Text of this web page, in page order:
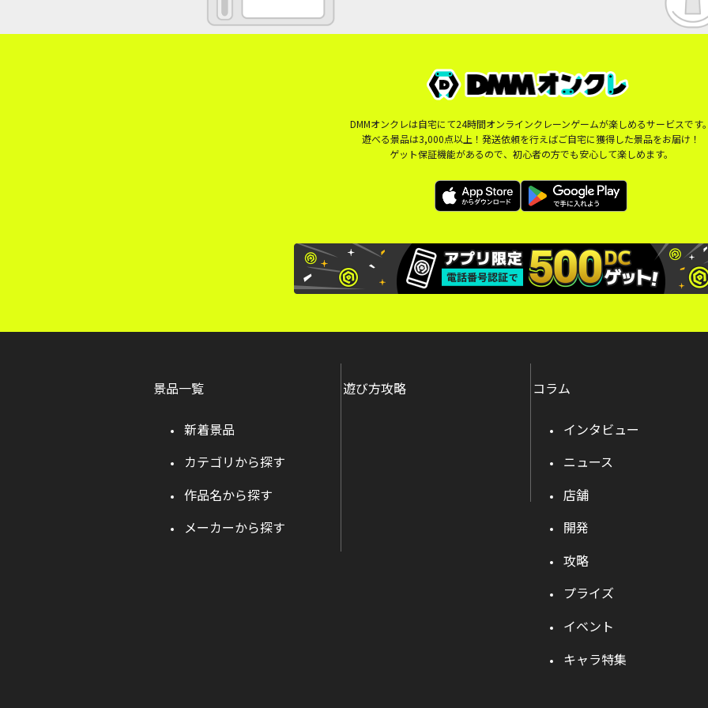
DMMオンクレは自宅にて24時間オンラインクレーンゲームが楽しめるサービスです
遊べる景品は3,000点以上！発送依頼を行えばご自宅に獲得した景品をお届け！
ゲット保証機能があるので、初心者の方でも安心して楽しめます。
景品一覧
新着景品
カテゴリから探す
作品名から探す
メーカーから探す
遊び方攻略 コラム
インタビュー
ニュース
店舗
開発
攻略
プライズ
イベント
キャラ特集